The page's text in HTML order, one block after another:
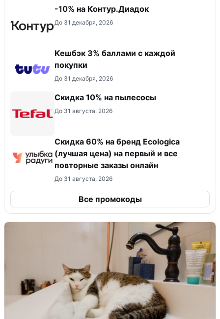
-10% на Контур.Диадок
До 31 декабря, 2026
Кешбэк 3% баллами с каждой
покупки
До 31 декабря, 2026
Скидка 10% на пылесосы
До 31 августа, 2026
Скидка 60% на бренд Ecologica
(лучшая цена) на первый и все
повторные заказы онлайн
До 31 августа, 2026
Все промокоды